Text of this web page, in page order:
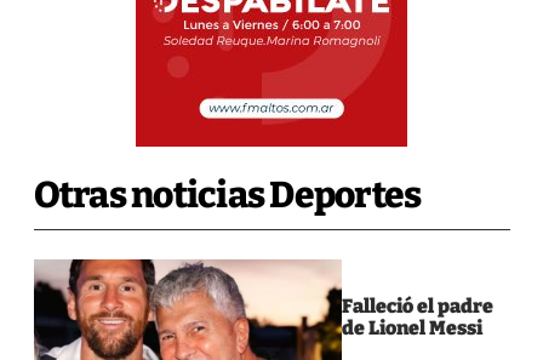
Otras noticias Deportes
Falleció el padre
de Lionel Messi